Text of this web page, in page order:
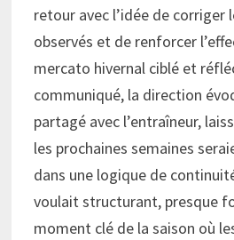
retour avec l’idée de corriger
observés et de renforcer
mercato hivernal ciblé et
communiqué, la direction
partagé avec l’entraîneur,
les prochaines semaines
dans une logique de
voulait structurant, presque
moment clé de la saison où